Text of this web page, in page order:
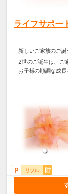
ライフサポー
新しいご家族のご誕
2世のご誕生は、ご
お子様の順調な成長
リソル